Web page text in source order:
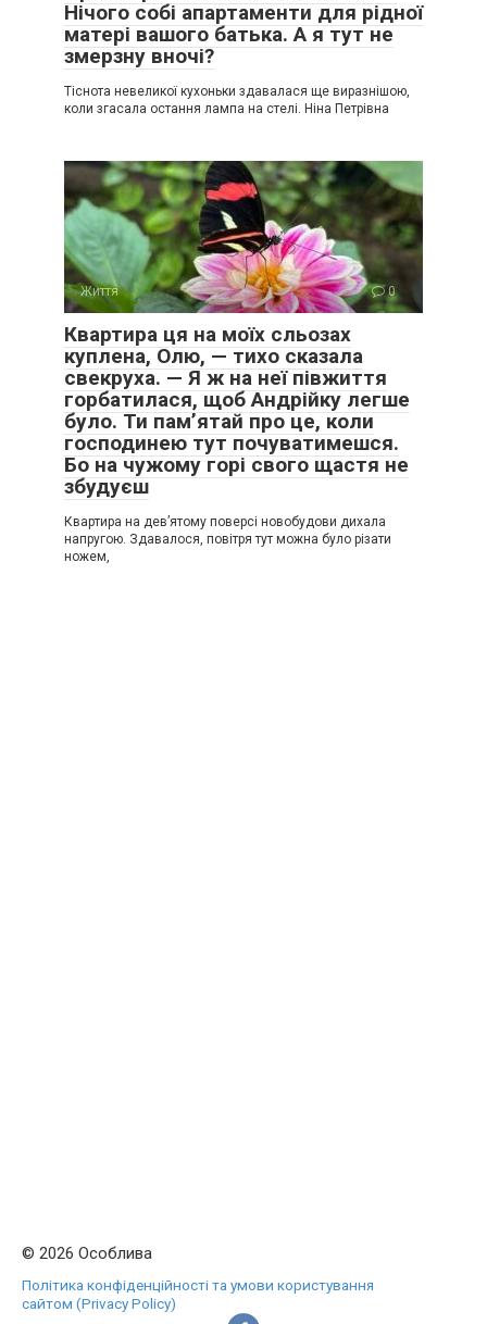
Нічого собі апартаменти для рідної
матері вашого батька. А я тут не
змерзну вночі?
Тіснота невеликої кухоньки здавалася ще виразнішою,
коли згасала остання лампа на стелі. Ніна Петрівна
Життя 0
Квартира ця на моїх сльозах
куплена, Олю, — тихо сказала
свекруха. — Я ж на неї півжиття
горбатилася, щоб Андрійку легше
було. Ти пам’ятай про це, коли
господинею тут почуватимешся.
Бо на чужому горі свого щастя не
збудуєш
Квартира на дев’ятому поверсі новобудови дихала
напругою. Здавалося, повітря тут можна було різати
ножем,
© 2026 Особлива
Політика конфіденційності та умови користування
сайтом (Privacy Policy)